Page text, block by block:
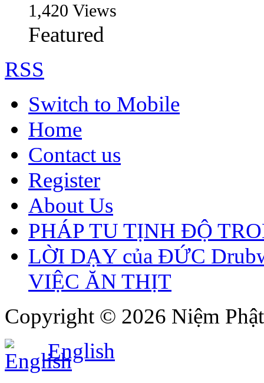
1,420 Views
Featured
RSS
Switch to Mobile
Home
Contact us
Register
About Us
PHÁP TU TỊNH ĐỘ
LỜI DẠY của ĐỨC
VIỆC ĂN THỊT
Copyright © 2026 Niệm
English